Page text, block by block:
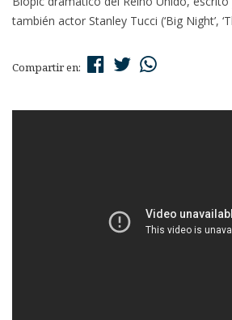
también actor Stanley Tucci (‘Big Night’,
Compartir en: